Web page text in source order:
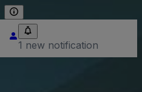
1 new notification